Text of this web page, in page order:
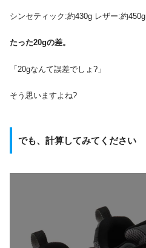
シンセティック:約430g レザー:約450g
たった20gの差。
「20gなんて誤差でしょ?」
そう思いますよね?
でも、計算してみてください